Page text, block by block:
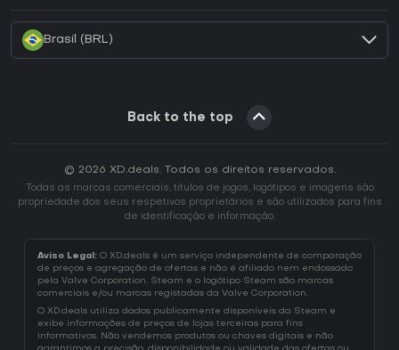
Brasil (BRL)
Back to the top
© 2026 XD.deals. Todos os direitos reservados.
Todas as marcas comerciais, títulos de jogos, logótipos e imagens são
propriedade dos seus respetivos proprietários e são utilizados para fins
de identificação e informação.
Aviso Legal: O XD.deals é um serviço independente de comparação
de preços e agregação de ofertas e não é afiliado nem endossado
pela Valve Corporation. Steam e o logótipo Steam são marcas
comerciais e/ou marcas registadas da Valve Corporation.
O XD.deals utiliza dados publicamente disponíveis da Steam e
exibe informações de preços de lojas terceiras para fins
informativos. Não vendemos produtos ou chaves digitais e não